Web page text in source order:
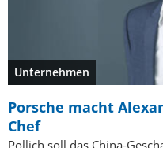
Unternehmen
Porsche macht
Chef